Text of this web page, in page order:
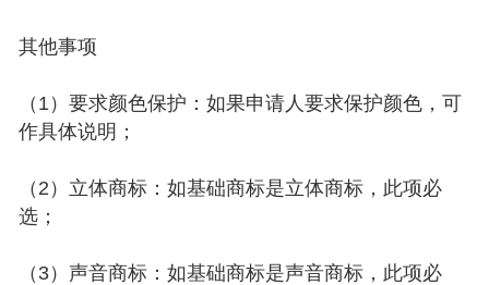
其他事项
（1）要求颜色保护：如果申请人要求保护颜色，可
作具体说明；
（2）立体商标：如基础商标是立体商标，此项必
选；
（3）声音商标：如基础商标是声音商标，此项必